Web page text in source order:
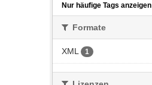
Nur häufige Tags anzeigen
Formate
XML 1